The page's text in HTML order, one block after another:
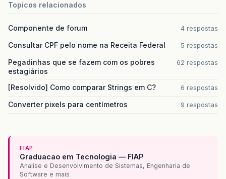
Topicos relacionados
Componente de forum 4 respostas
Consultar CPF pelo nome na Receita Federal 5 respostas
Pegadinhas que se fazem com os pobres
estagiários
62 respostas
[Resolvido] Como comparar Strings em C? 6 respostas
Converter pixels para centímetros 9 respostas
FIAP
Graduacao em Tecnologia — FIAP
Analise e Desenvolvimento de Sistemas, Engenharia de
Software e mais